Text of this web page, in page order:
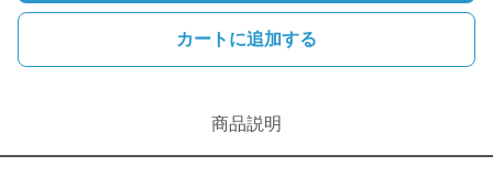
カートに追加する
商品説明